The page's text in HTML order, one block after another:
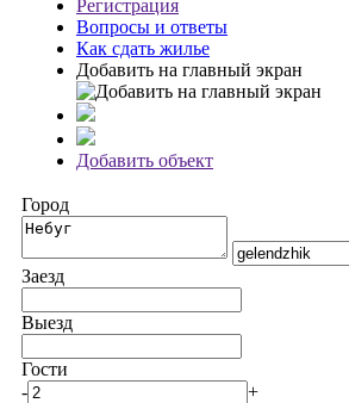
Регистрация
Вопросы и ответы
Как сдать жилье
Добавить на главный экран
Добавить объект
Город
Заезд
Выезд
Гости
-
+